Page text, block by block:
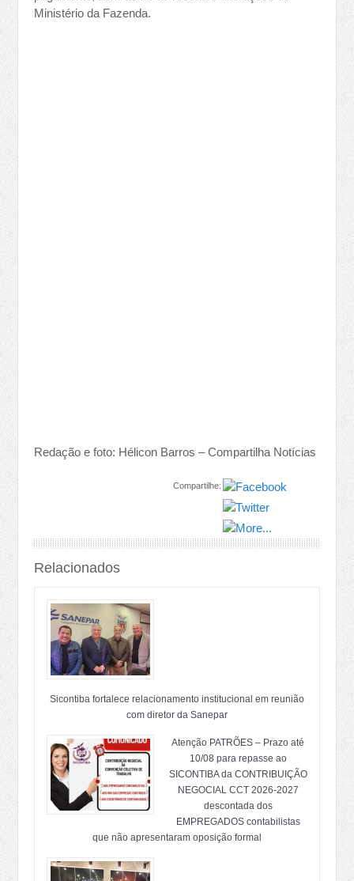
Ministério da Fazenda.
Redação e foto: Hélicon Barros – Compartilha Notícias
Compartilhe:
Relacionados
Sicontiba fortalece relacionamento institucional em reunião
com diretor da Sanepar
Atenção PATRÕES – Prazo até
10/08 para repasse ao
SICONTIBA da CONTRIBUIÇÃO
NEGOCIAL CCT 2026-2027
descontada dos
EMPREGADOS contabilistas
que não apresentaram oposição formal